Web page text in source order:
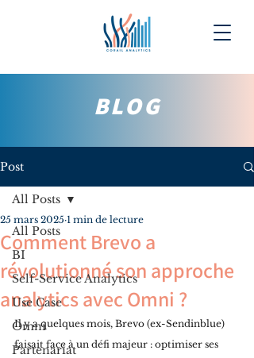
BLOG
Post
All Posts
BI
Self-Service Analytics
Use Case
Omni
Partenariat
All Posts
Comment Brevo a
révolutionné son approche
analytics avec Omni ?
25 mars 2025 1 min de lecture
Il y a quelques mois, Brevo (ex-Sendinblue)
faisait face à un défi majeur : optimiser ses